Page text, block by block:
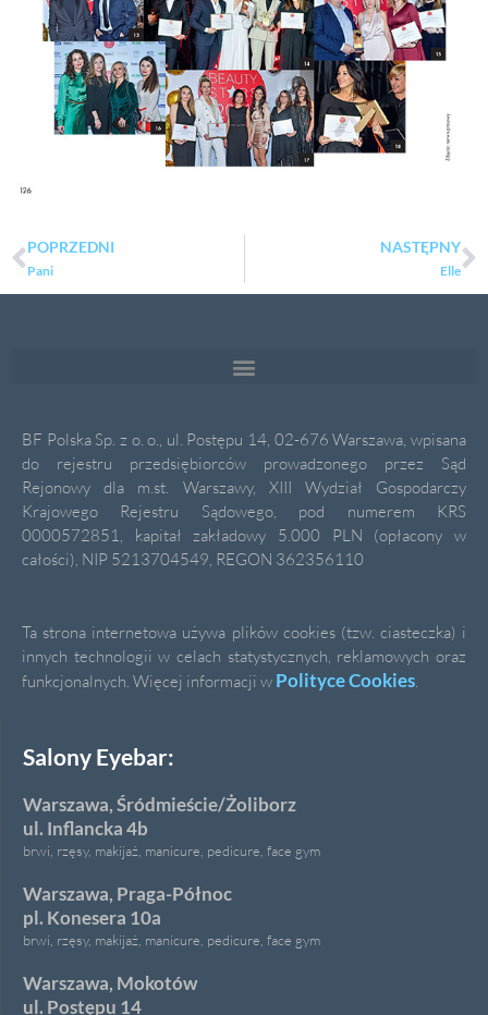
POPRZEDNI
Pani
NASTĘPNY
Elle
BF Polska Sp. z o. o., ul. Postępu 14, 02-676 Warszawa, wpisana
do rejestru przedsiębiorców prowadzonego przez Sąd
Rejonowy dla m.st. Warszawy, XIII Wydział Gospodarczy
Krajowego Rejestru Sądowego, pod numerem KRS
0000572851, kapitał zakładowy 5.000 PLN (opłacony w
całości), NIP 5213704549, REGON 362356110
Ta strona internetowa używa plików cookies (tzw. ciasteczka) i
innych technologii w celach statystycznych, reklamowych oraz
funkcjonalnych. Więcej informacji w Polityce Cookies
Salony Eyebar:
Warszawa, Śródmieście/Żoliborz
ul. Inflancka 4b
brwi, rzęsy, makijaż, manicure, pedicure, face gym
Warszawa, Praga-Północ
pl. Konesera 10a
brwi, rzęsy, makijaż, manicure, pedicure, face gym
Warszawa, Mokotów
ul. Postępu 14